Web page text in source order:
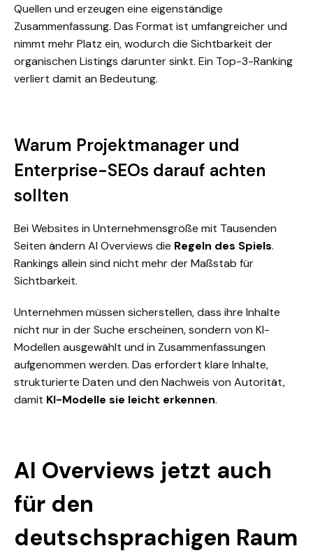
Quellen und erzeugen eine eigenständige
Zusammenfassung. Das Format ist umfangreicher und
nimmt mehr Platz ein, wodurch die Sichtbarkeit der
organischen Listings darunter sinkt. Ein Top-3-Ranking
verliert damit an Bedeutung.
Warum Projektmanager und
Enterprise-SEOs darauf achten
sollten
Bei Websites in Unternehmensgröße mit Tausenden
Seiten ändern AI Overviews die Regeln des Spiels.
Rankings allein sind nicht mehr der Maßstab für
Sichtbarkeit.
Unternehmen müssen sicherstellen, dass ihre Inhalte
nicht nur in der Suche erscheinen, sondern von KI-
Modellen ausgewählt und in Zusammenfassungen
aufgenommen werden. Das erfordert klare Inhalte,
strukturierte Daten und den Nachweis von Autorität,
damit KI-Modelle sie leicht erkennen.
AI Overviews jetzt auch
für den
deutschsprachigen Raum